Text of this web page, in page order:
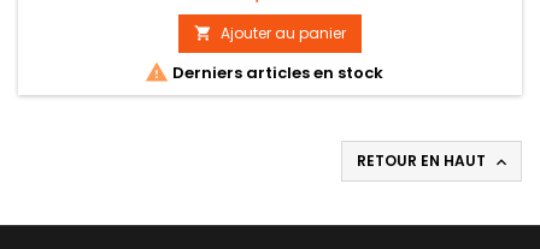
 Ajouter au panier
 Derniers articles en stock
RETOUR EN HAUT 